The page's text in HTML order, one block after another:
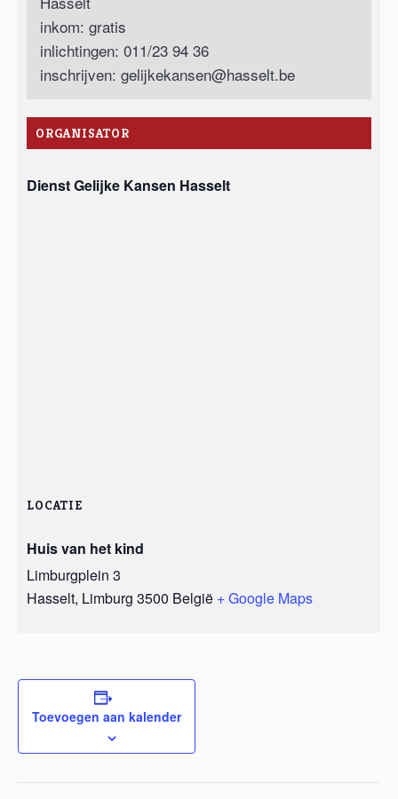
inkom: gratis
inlichtingen: 011/23 94 36
inschrijven: gelijkekansen@hasselt.be
ORGANISATOR
Dienst Gelijke Kansen Hasselt
LOCATIE
Huis van het kind
Limburgplein 3
Hasselt, Limburg 3500 België + Google Maps
Toevoegen aan kalender